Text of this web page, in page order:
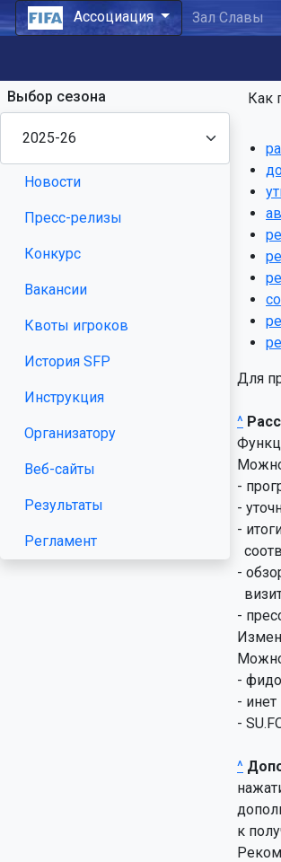
Ассоциация Зал Славы
Выбор сезона
Новости
Пресс-релизы
Конкурс
Вакансии
Квоты игроков
История SFP
Инструкция
Организатору
Веб-сайты
Результаты
Регламент
Как
Для
^
-
-
-
-
-
Можно
-
-
-
^
к